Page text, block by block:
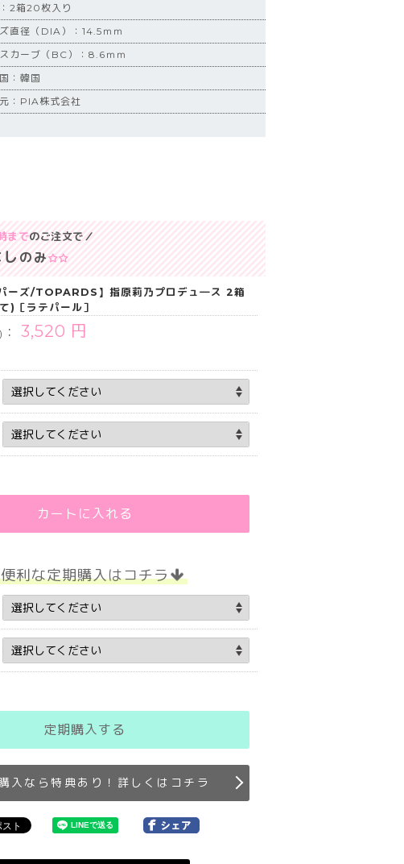
2箱20枚入り
直径（DIA）：14.5ｍｍ
カーブ（BC）：8.6ｍｍ
：韓国
：PIA株式会社
までのご注文で／
のみ
ーズ/TOPARDS】指原莉乃プロデュ―ス 2箱
)［ラテパール］
： 3,520 円
カートに入れる
便利な定期購入はコチラ
定期購入する
入なら特典あり！詳しくはコチラ